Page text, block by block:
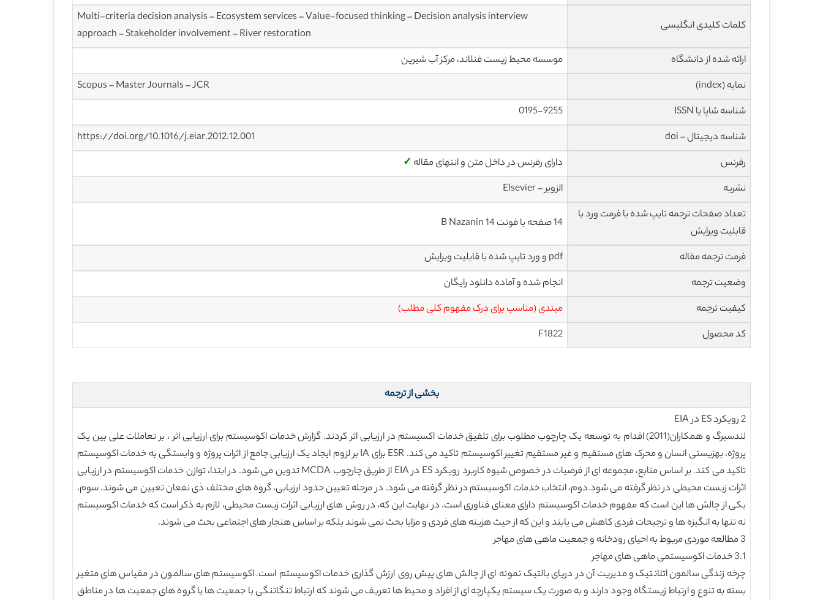
کلمات کلیدی انگلیسی
Multi-criteria decision analysis – Ecosystem services – Value-focused thinking – Decision analysis interview
approach – Stakeholder involvement – River restoration
ارائه شده از دانشگاه
موسسه محیط زیست فنلاند، مرکز آب شیرین
نمایه (index)
Scopus – Master Journals – JCR
شناسه شاپا یا ISSN
0195-9255
شناسه دیجیتال – doi
https://doi.org/10.1016/j.eiar.2012.12.001
رفرنس
دارای رفرنس در داخل متن و انتهای مقاله ✓
نشریه
الزویر – Elsevier
تعداد صفحات ترجمه تایپ شده با فرمت ورد با
قابلیت ویرایش
14 صفحه با فونت 14 B Nazanin
فرمت ترجمه مقاله
pdf و ورد تایپ شده با قابلیت ویرایش
وضعیت ترجمه
انجام شده و آماده دانلود رایگان
کیفیت ترجمه
مبتدی (مناسب برای درک مفهوم کلی مطلب)
کد محصول
F1822
بخشی از ترجمه
2 رویکرد ES در EIA
لندسبرگ و همکاران(2011) اقدام به توسعه یک چارچوب مطلوب برای تلفیق خدمات اکسیستم در ارزیابی اثر کردند. گزارش خدمات اکوسیستم برای ارزیابی اثر ، بر تعاملات علی بین یک
پروژه، بهزیستی انسان و محرک های مستقیم و غیر مستقیم تغییر اکوسیستم تاکید می کند. ESR برای IA بر لزوم ایجاد یک ارزیابی جامع از اثرات پروژه و وابستگی به خدمات اکوسیستم
تاکید می کند. بر اساس منابع، مجموعه ای از فرضیات در خصوص شیوه کاربرد رویکرد ES در EIA از طریق چارچوب MCDA تدوین می شود. در ابتدا، توازن خدمات اکوسیستم در ارزیابی
اثرات زیست محیطی در نظر گرفته می شود.دوم، انتخاب خدمات اکوسیستم در نظر گرفته می شود. در مرحله تعیین حدود ارزیابی، گروه های مختلف ذی نفعان تعیین می شوند. سوم،
یکی از چالش ها این است که مفهوم خدمات اکوسیستم دارای معنای فناوری است. در نهایت این که، در روش های ارزیابی اثرات زیست محیطی، لازم به ذکر است که خدمات اکوسیستم
نه تنها به انگیزه ها و ترجیحات فردی کاهش می یابند و این که از حیث هزینه های فردی و مزایا بحث نمی شوند بلکه بر اساس هنجار های اجتماعی بحث می شوند.
3 مطالعه موردی مربوط به احیای رودخانه و جمعیت ماهی های مهاجر
3.1 خدمات اکوسیستمی ماهی های مهاجر
چرخه زندگی سالمون اتلانتیک و مدیریت آن در دریای بالتیک نمونه ای از چالش های پیش روی ارزش گذاری خدمات اکوسیستم است. اکوسیستم های سالمون در مقیاس های متغیر
بسته به تنوع و ارتباط زیستگاه وجود دارند و به صورت یک سیستم یکپارچه ای از افراد و محیط ها تعریف می شوند که ارتباط تنگاتنگی با جمعیت ها یا گروه های جمعیت ها در مناطق